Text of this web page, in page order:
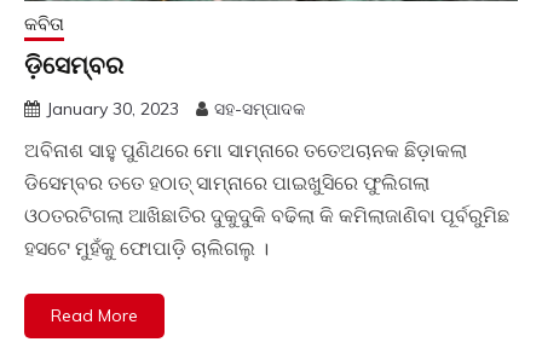
କବିତା
ଡ଼ିସେମ୍ବର
January 30, 2023 ସହ-ସମ୍ପାଦକ
ଅବିନାଶ ସାହୁ ପୁଣିଥରେ ମୋ ସାମ୍ନାରେ ତତେଅଚାନକ ଛିଡ଼ାକଲା
ଡିସେମ୍ବର ତତେ ହଠାତ୍ ସାମ୍ନାରେ ପାଇଖୁସିରେ ଫୁଲିଗଲା
ଓଠତରଟିଗଲା ଆଖିଛାତିର ଦୁକୁଦୁକି ବଢିଲା କି କମିଲାଜାଣିବା ପୂର୍ବରୁମିଛ
ହସଟେ ମୁହଁକୁ ଫୋପାଡ଼ି ଚାଲିଗଲୁ ।
Read More